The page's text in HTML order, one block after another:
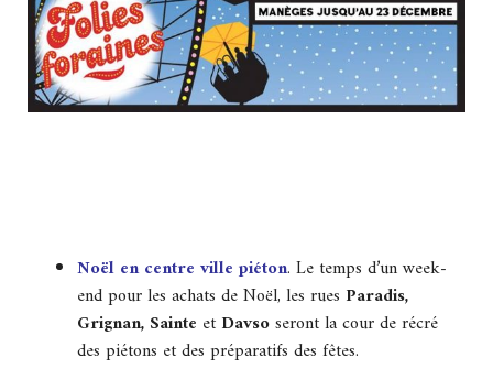
Noël en centre ville piéton. Le temps d’un week-
end pour les achats de Noël, les rues Paradis,
Grignan, Sainte et Davsoseront la cour de récré
des piétons et des préparatifs des fêtes.